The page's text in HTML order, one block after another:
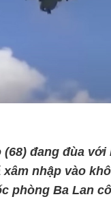
đang đùa
xâm nhập vào
phòng Ba Lan